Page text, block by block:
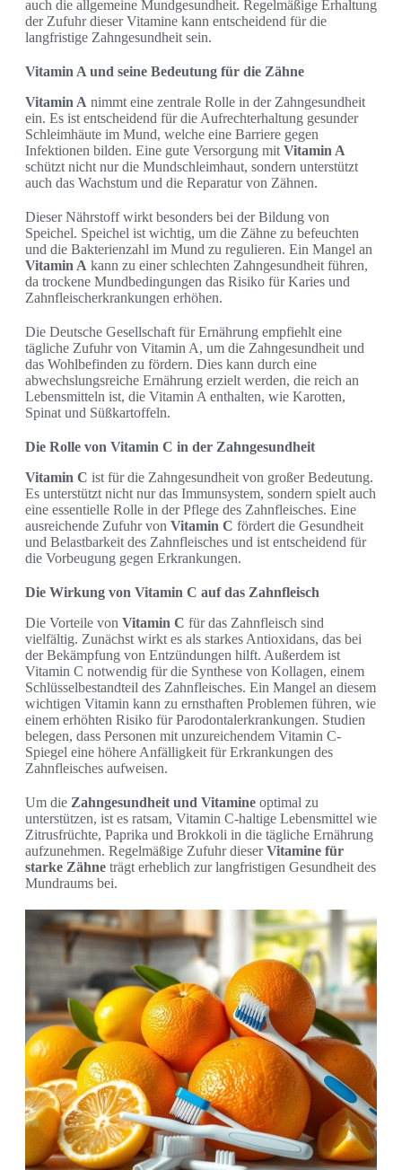
auch die allgemeine Mundgesundheit. Regelmäßige Erhaltung
der Zufuhr dieser Vitamine kann entscheidend für die
langfristige Zahngesundheit sein.
Vitamin A und seine Bedeutung für die Zähne
Vitamin A nimmt eine zentrale Rolle in der Zahngesundheit
ein. Es ist entscheidend für die Aufrechterhaltung gesunder
Schleimhäute im Mund, welche eine Barriere gegen
Infektionen bilden. Eine gute Versorgung mit Vitamin A
schützt nicht nur die Mundschleimhaut, sondern unterstützt
auch das Wachstum und die Reparatur von Zähnen.
Dieser Nährstoff wirkt besonders bei der Bildung von
Speichel. Speichel ist wichtig, um die Zähne zu befeuchten
und die Bakterienzahl im Mund zu regulieren. Ein Mangel an
Vitamin A kann zu einer schlechten Zahngesundheit führen,
da trockene Mundbedingungen das Risiko für Karies und
Zahnfleischerkrankungen erhöhen.
Die Deutsche Gesellschaft für Ernährung empfiehlt eine
tägliche Zufuhr von Vitamin A, um die Zahngesundheit und
das Wohlbefinden zu fördern. Dies kann durch eine
abwechslungsreiche Ernährung erzielt werden, die reich an
Lebensmitteln ist, die Vitamin A enthalten, wie Karotten,
Spinat und Süßkartoffeln.
Die Rolle von Vitamin C in der Zahngesundheit
Vitamin C ist für die Zahngesundheit von großer Bedeutung.
Es unterstützt nicht nur das Immunsystem, sondern spielt auch
eine essentielle Rolle in der Pflege des Zahnfleisches. Eine
ausreichende Zufuhr von Vitamin C fördert die Gesundheit
und Belastbarkeit des Zahnfleisches und ist entscheidend für
die Vorbeugung gegen Erkrankungen.
Die Wirkung von Vitamin C auf das Zahnfleisch
Die Vorteile von Vitamin C für das Zahnfleisch sind
vielfältig. Zunächst wirkt es als starkes Antioxidans, das bei
der Bekämpfung von Entzündungen hilft. Außerdem ist
Vitamin C notwendig für die Synthese von Kollagen, einem
Schlüsselbestandteil des Zahnfleisches. Ein Mangel an diesem
wichtigen Vitamin kann zu ernsthaften Problemen führen, wie
einem erhöhten Risiko für Parodontalerkrankungen. Studien
belegen, dass Personen mit unzureichendem Vitamin C-
Spiegel eine höhere Anfälligkeit für Erkrankungen des
Zahnfleisches aufweisen.
Um die Zahngesundheit und Vitamine optimal zu
unterstützen, ist es ratsam, Vitamin C-haltige Lebensmittel wie
Zitrusfrüchte, Paprika und Brokkoli in die tägliche Ernährung
aufzunehmen. Regelmäßige Zufuhr dieserVitamine für
starke Zähne trägt erheblich zur langfristigen Gesundheit des
Mundraums bei.